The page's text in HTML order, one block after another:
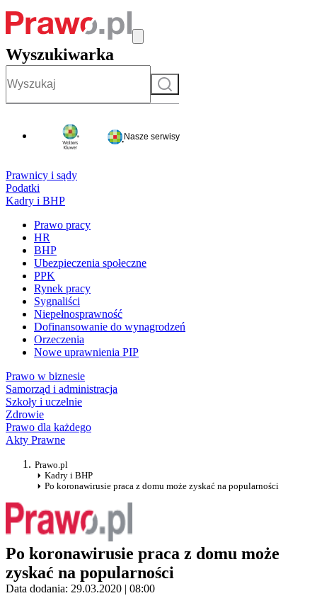
Wyszukiwarka
Szukaj
Nasze serwisy
Prawnicy i sądy
Podatki
Kadry i BHP
Prawo pracy
HR
BHP
Ubezpieczenia społeczne
PPK
Rynek pracy
Sygnaliści
Niepełnosprawność
Dofinansowanie do wynagrodzeń
Orzeczenia
Nowe uprawnienia PIP
Prawo w biznesie
Samorząd i administracja
Szkoły i uczelnie
Zdrowie
Prawo dla każdego
Akty Prawne
Prawo.pl
Kadry i BHP
Po koronawirusie praca z domu może zyskać na popularności
Po koronawirusie praca z domu może
zyskać na popularności
Data dodania: 29.03.2020 | 08:00